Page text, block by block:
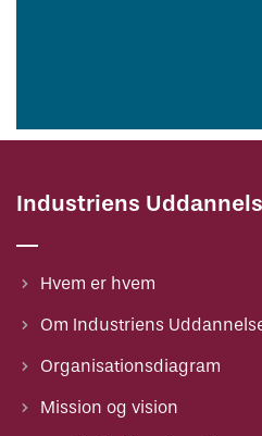
Læs om OPU-ordningen
ved udstationering
Industriens
Hvem er hvem
Om Industriens
Organisationsdiagram
Mission og vision